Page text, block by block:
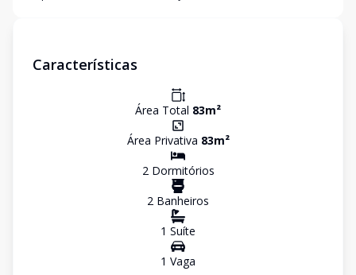
Características
Área Total 83m²
Área Privativa 83m²
2Dormitórios
2 Banheiros
1 Suíte
1 Vaga